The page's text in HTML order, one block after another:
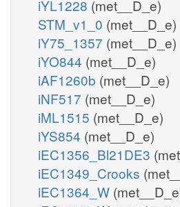
iYL1228 (met__D_e)
STM_v1_0 (met__D_e)
iY75_1357 (met__D_e)
iYO844 (met__D_e)
iAF1260b (met__D_e)
iNF517 (met__D_e)
iML1515 (met__D_e)
iYS854 (met__D_e)
iEC1356_Bl21DE3
iEC1349_Crooks
iEC1364_W